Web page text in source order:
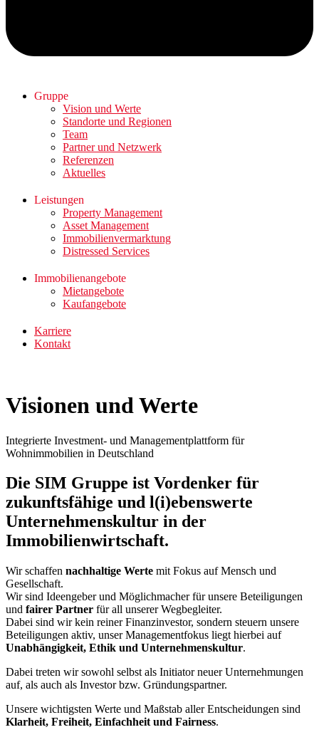
Gruppe
Vision und Werte
Standorte und Regionen
Team
Partner und Netzwerk
Referenzen
Aktuelles
Leistungen
Property Management
Asset Management
Immobilienvermarktung
Distressed Services
Immobilienangebote
Mietangebote
Kaufangebote
Karriere
Kontakt
Visionen und Werte
Integrierte Investment- und Managementplattform für
Wohnimmobilien in Deutschland
Die SIM Gruppe ist Vordenker für
zukunftsfähige und l(i)ebenswerte
Unternehmenskultur in der
Immobilienwirtschaft.
Wir schaffen nachhaltige Werte mit Fokus auf Mensch und
Gesellschaft.
Wir sind Ideengeber und Möglichmacher für unsere Beteiligungen
und fairer Partner für all unserer Wegbegleiter.
Dabei sind wir kein reiner Finanzinvestor, sondern steuern unsere
Beteiligungen aktiv, unser Managementfokus liegt hierbei auf
Unabhängigkeit, Ethik und Unternehmenskultur.
Dabei treten wir sowohl selbst als Initiator neuer Unternehmungen
auf, als auch als Investor bzw. Gründungspartner.
Unsere wichtigsten Werte und Maßstab aller Entscheidungen sind
Klarheit, Freiheit, Einfachheit und Fairness.